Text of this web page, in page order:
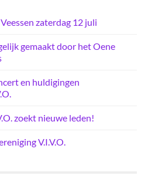
zaterdag 12 juli
gemaakt door het Oene
en huldigingen
zoekt nieuwe leden!
V.I.V.O.